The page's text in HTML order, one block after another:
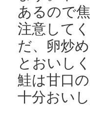
あるので
注意して
だ、卵炒
とおいし
鮭は甘口
十分おい